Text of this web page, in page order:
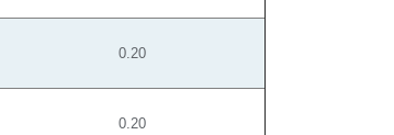
0.20
0.20